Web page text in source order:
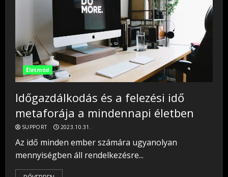
Életmód
Időgazdálkodás és a felezési idő
metaforája a mindennapi életben
SUPPORT 2023.10.31.
Az idő minden ember számára ugyanolyan
mennyiségben áll rendelkezésre...